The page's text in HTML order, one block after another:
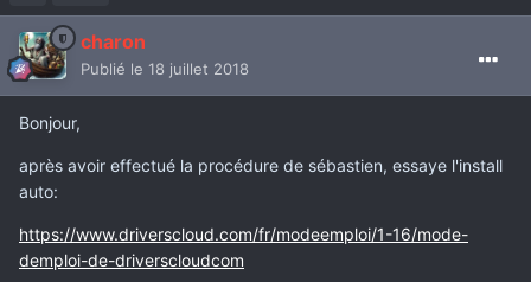
charon
Publié le 18 juillet 2018
Bonjour,
après avoir effectué la procédure de sébastien, essaye l'install
auto:
https://www.driverscloud.com/fr/modeemploi/1-16/mode-
demploi-de-driverscloudcom